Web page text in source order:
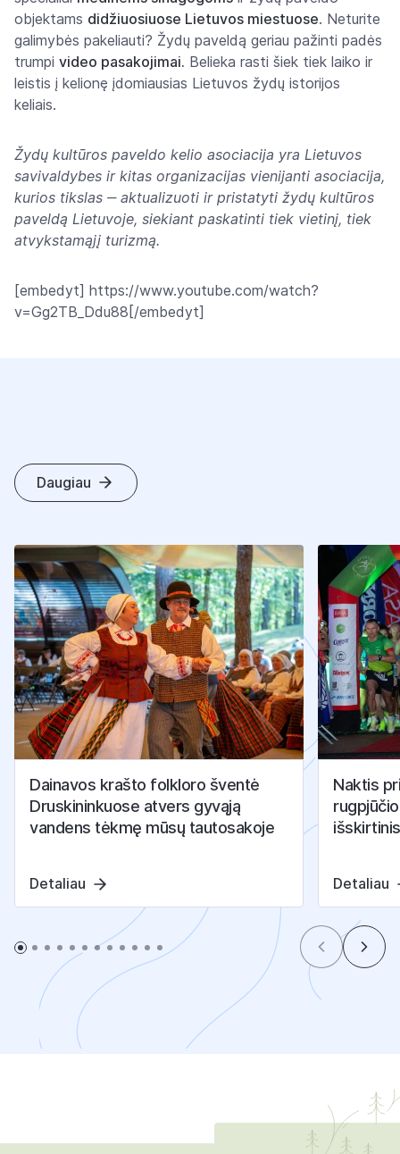
objektams didžiuosiuose Lietuvos miestuose. Neturite
galimybės pakeliauti? Žydų paveldą geriau pažinti padės
trumpi video pasakojimai. Belieka rasti šiek tiek laiko ir
leistis į kelionę įdomiausias Lietuvos žydų istorijos
keliais.
Žydų kultūros paveldo kelio asociacija yra Lietuvos
savivaldybes ir kitas organizacijas vienijanti asociacija,
kurios tikslas ‒ aktualizuoti ir pristatyti žydų kultūros
paveldą Lietuvoje, siekiant paskatinti tiek vietinį, tiek
atvykstamąjį turizmą.
[embedyt] https://www.youtube.com/watch?
v=Gg2TB_Ddu88[/embedyt]
Daugiau
Dainavos krašto folkloro šventė
Druskininkuose atvers gyvąją
vandens tėkmę mūsų tautosakoje
Detaliau
Naktis
Detaliau